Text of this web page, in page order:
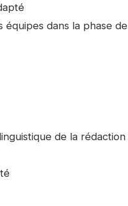
dans la phase de
de la rédaction